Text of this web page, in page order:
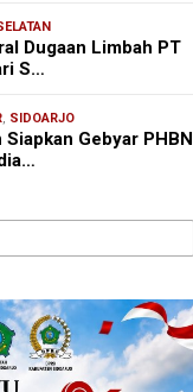
Dugaan Limbah PT
S…
, SIDOARJO
Siapkan Gebyar PHBN